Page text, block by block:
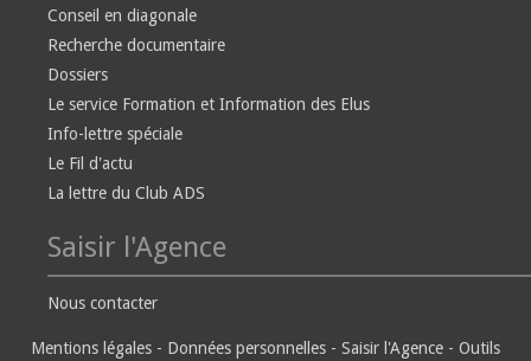
Conseil en diagonale
Recherche documentaire
Dossiers
Le service Formation et Information des Elus
Info-lettre spéciale
Le Fil d'actu
La lettre du Club ADS
Saisir l'Agence
Nous contacter
Mentions légales - Données personnelles - Saisir l'Agence - Outils